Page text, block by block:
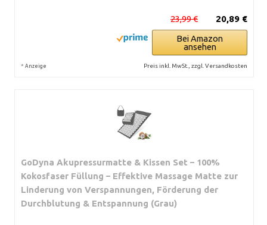
20,89 €
23,99 €
Bei Amazon
ansehen
* Anzeige Preis inkl. MwSt., zzgl. Versandkosten
GoDyna Akupressurmatte & Kissen Set – 100%
Kokosfaser Füllung – Effektive Massage Matte zur
Linderung von Verspannungen, Förderung der
Durchblutung & Entspannung (Grau)